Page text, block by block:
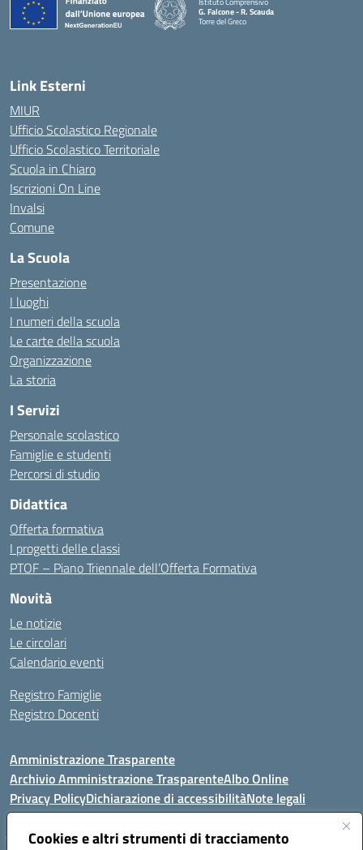
Cookies e altri strumenti di tracciamento
G. Falcone - R. Scauda
Torre del Greco
Link Esterni
MIUR
Ufficio Scolastico Regionale
Ufficio Scolastico Territoriale
Scuola in Chiaro
Iscrizioni On Line
Invalsi
Comune
La Scuola
Presentazione
I luoghi
I numeri della scuola
Le carte della scuola
Organizzazione
La storia
I Servizi
Personale scolastico
Famiglie e studenti
Percorsi di studio
Didattica
Offerta formativa
I progetti delle classi
PTOF – Piano Triennale dell’Offerta Formativa
Novità
Le notizie
Le circolari
Calendario eventi
Registro Famiglie
Registro Docenti
Amministrazione Trasparente
Archivio Amministrazione TrasparenteAlbo Online
Privacy PolicyDichiarazione di accessibilitàNote legali